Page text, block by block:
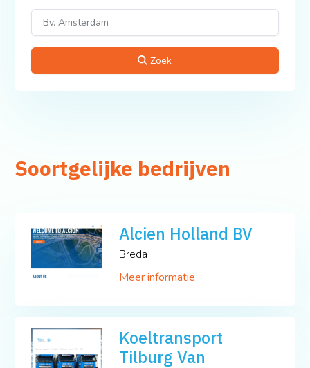
Zoek
Soortgelijke bedrijven
Alcien Holland BV
Breda
Meer informatie
Koeltransport
Tilburg Van